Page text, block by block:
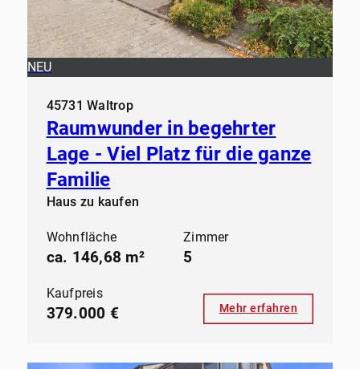
NEU
45731 Waltrop
Raumwunder in begehrter
Lage - Viel Platz für die ganze
Familie
Haus zu kaufen
Wohnfläche
ca. 146,68 m²
Zimmer
5
Kaufpreis
379.000 € Mehr erfahren